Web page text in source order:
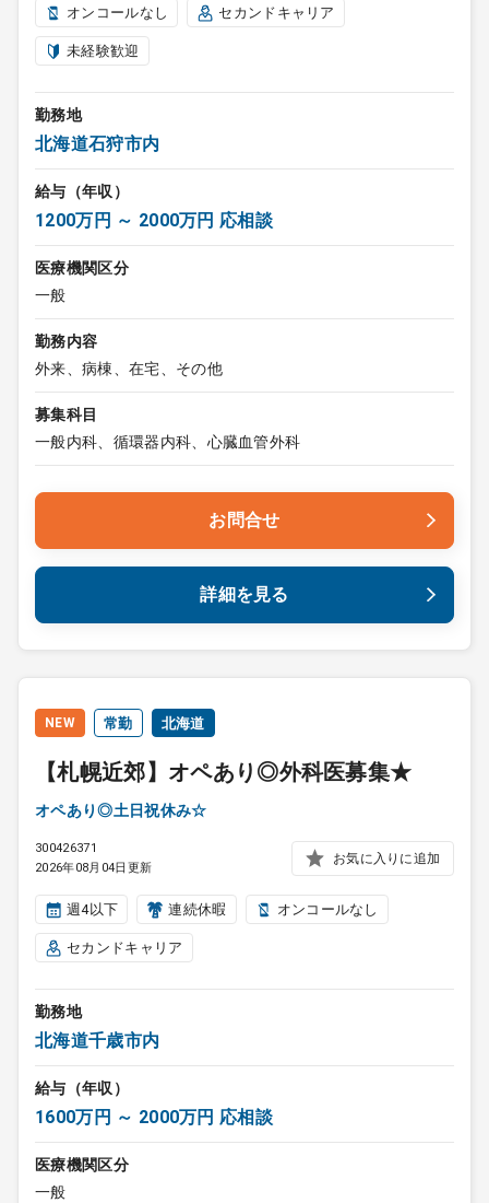
オンコールなし セカンドキャリア
未経験歓迎
勤務地
北海道石狩市内
給与（年収）
1200万円 ～ 2000万円 応相談
医療機関区分
一般
勤務内容
外来、病棟、在宅、その他
募集科目
一般内科、循環器内科、心臓血管外科
お問合せ
詳細を見る
NEW 常勤 北海道
【札幌近郊】オペあり◎外科医募集★
オペあり◎土日祝休み☆
300426371
2026年08月04日更新
お気に入りに追加
週4以下 連続休暇 オンコールなし
セカンドキャリア
勤務地
北海道千歳市内
給与（年収）
1600万円 ～ 2000万円 応相談
医療機関区分
一般